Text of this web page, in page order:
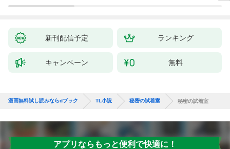
新刊配信予定 ランキング
キャンペーン 無料
漫画無料試し読みならdブック TL小説 秘密の試着室 秘密の試着室
アプリならもっと便利で快適に！